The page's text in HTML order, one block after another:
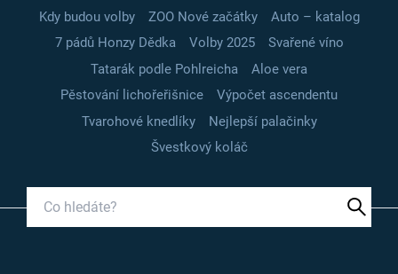
Kdy budou volby
ZOO Nové začátky
Auto – katalog
7 pádů Honzy Dědka
Volby 2025
Svařené víno
Tatarák podle Pohlreicha
Aloe vera
Pěstování lichořeřišnice
Výpočet ascendentu
Tvarohové knedlíky
Nejlepší palačinky
Švestkový koláč